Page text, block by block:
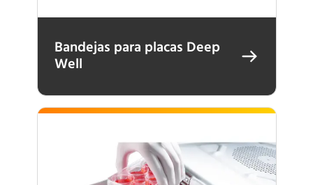
Bandejas para placas Deep
Well